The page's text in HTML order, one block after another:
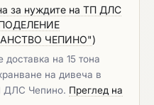
за нуждите на ТП ДЛС
ЧЕПИНО")
на 15 тона
на дивеча в
ДЛС Чепино. Преглед на